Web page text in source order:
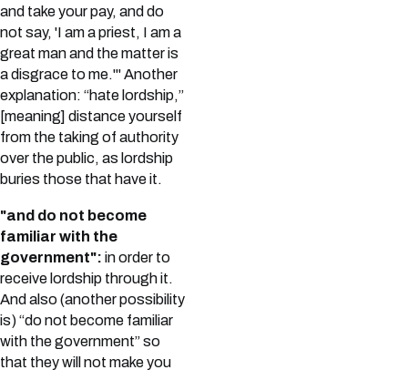
and take your pay, and do
not say, 'I am a priest, I am a
great man and the matter is
a disgrace to me.'" Another
explanation: “hate lordship,”
[meaning] distance yourself
from the taking of authority
over the public, as lordship
buries those that have it.
"and do not become
familiar with the
government": in order to
receive lordship through it.
And also (another possibility
is) “do not become familiar
with the government” so
that they will not make you